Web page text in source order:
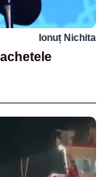
Ionuț Nichita